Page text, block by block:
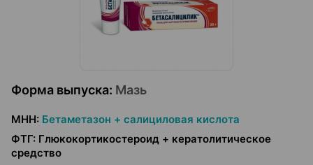
Форма выпуска: Мазь
МНН: Бетаметазон + салициловая кислота
ФТГ: Глюкокортикостероид + кератолитическое
средство